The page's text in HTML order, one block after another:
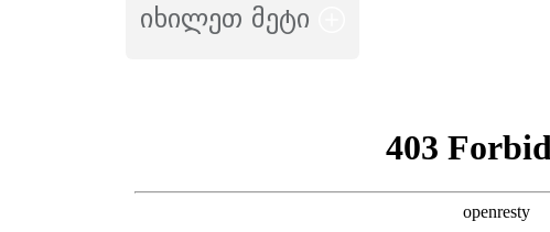
ამ სიმპტომების
გამომწვევ ყველაზე
იხილეთ მეტი